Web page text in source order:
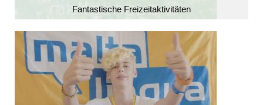
Fantastische Freizeitaktivitäten